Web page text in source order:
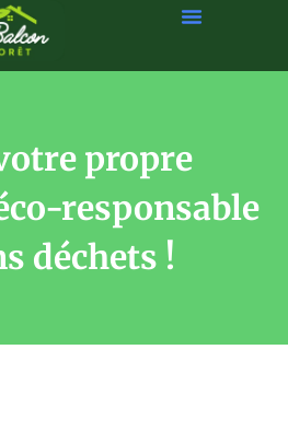
propre
responsable
déchets !